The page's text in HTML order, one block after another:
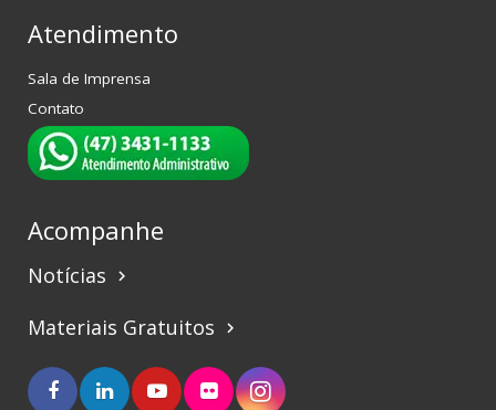
Atendimento
Sala de Imprensa
Contato
Acompanhe
Notícias keyboard_arrow_right
Materiais Gratuitos keyboard_arrow_right